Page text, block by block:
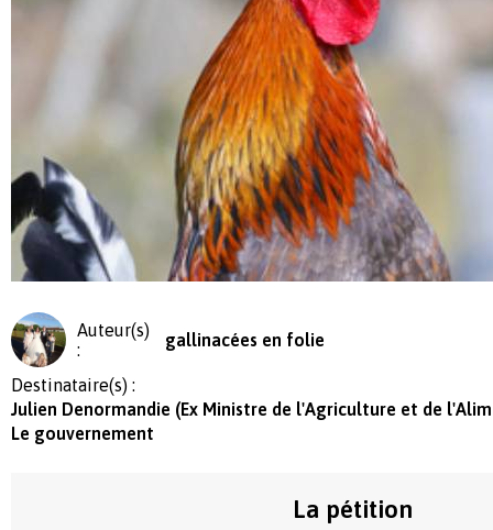
Auteur(s)
:
gallinacées en folie
Destinataire(s) :
Julien Denormandie (Ex Ministre de l'Agriculture et de
Le gouvernement
La pétition